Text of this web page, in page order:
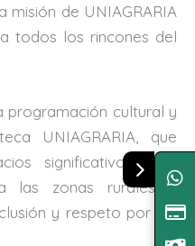
de UNIAGRARIA
todos los rincones del
programación cultural y
UNIAGRARIA, que
significativos para
las zonas rurales y
y respeto por los